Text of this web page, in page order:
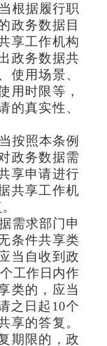
根据履行职
政务数据目
享工作机构
政务数据共
使用场景、
用时限等，
的真实性、
按照本条例
政务数据需
享申请进行
共享工作机
需求部门申
条件共享类
当自收到政
工作日内作
类的，应当
之日起10个
享的答复。
期限的，政